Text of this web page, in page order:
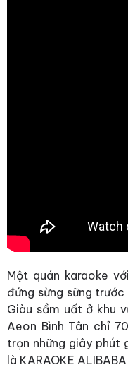
Một quán karaoke
đứng sừng sững
Giàu sầm uất ở khu
Aeon Bình Tân chỉ
trọn những giây phút
là KARAOKE